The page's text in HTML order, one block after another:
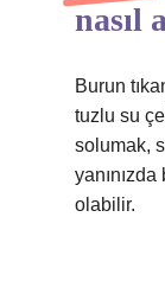
nasıl
Burun
tuzlu su
solumak,
olabilir.